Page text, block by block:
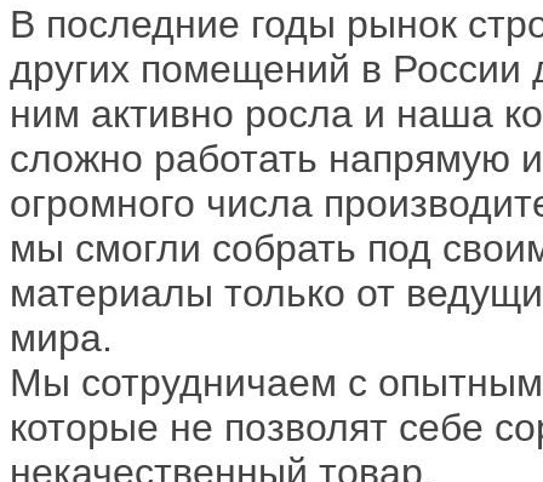
В последние годы рынок
других помещений в России
ним активно росла и наша
сложно работать напрямую
огромного числа
мы смогли собрать под
материалы только от
мира.
Мы сотрудничаем с
которые не позволят себе
некачественный товар.